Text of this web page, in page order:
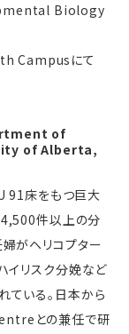
Biology
Campusにて
of
of Alberta,
91床をもつ巨大
件以上の分
がヘリコプター
イリスク分娩など
ている。日本から
との兼任で研